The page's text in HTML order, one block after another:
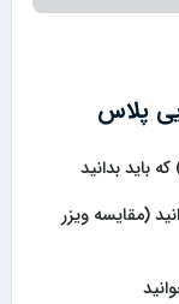
پلاس
(مقایسه ویزر